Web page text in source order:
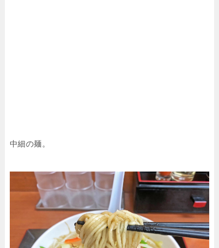
中細の麺。